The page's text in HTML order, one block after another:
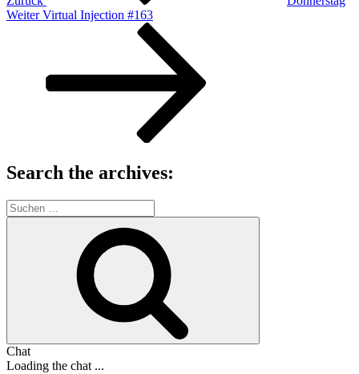
Nächster
Weiter Virtual Injection #163
Search the archives:
Suche
nach:
Chat
Loading the chat ...